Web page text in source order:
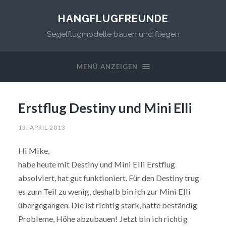
HANGFLUGFREUNDE
Segelflugmodelle bauen und fliegen
MENÜ ANZEIGEN
Erstflug Destiny und Mini Elli
13. APRIL 2013
Hi Mike,
habe heute mit Destiny und Mini Elli Erstflug
absolviert, hat gut funktioniert. Für den Destiny trug
es zum Teil zu wenig, deshalb bin ich zur Mini Elli
übergegangen. Die ist richtig stark, hatte beständig
Probleme, Höhe abzubauen! Jetzt bin ich richtig